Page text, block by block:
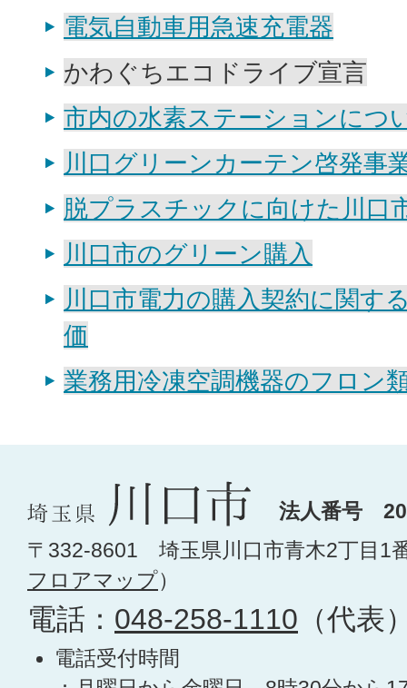
電気自動車用急速充電器
かわぐちエコドライブ宣言
市内の水素ステーションにつ
川口グリーンカーテン啓発事
脱プラスチックに向けた川口
川口市のグリーン購入
川口市電力の購入契約に関す
価
業務用冷凍空調機器のフロン
法人番号
〒332-8601 埼玉県川口市青木2丁目1
フロアマップ）
電話： 048-258-1110 （代表
電話受付時間